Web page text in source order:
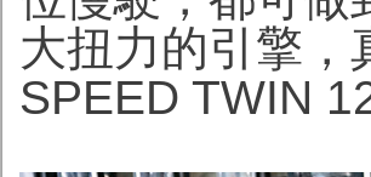
大扭力的引擎，
SPEED TWIN